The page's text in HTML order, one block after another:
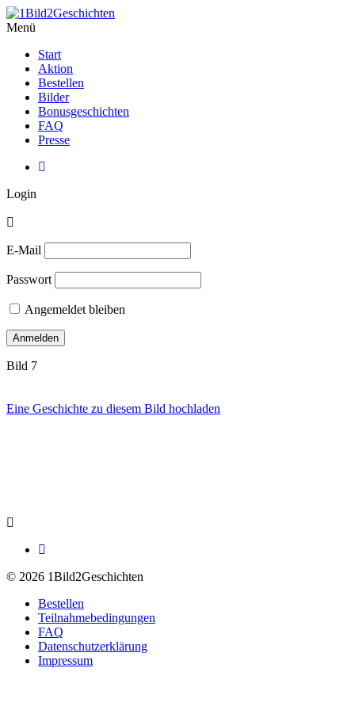
Menü
Start
Aktion
Bestellen
Bilder
Bonusgeschichten
FAQ
Presse
Login
E-Mail
Passwort
Angemeldet bleiben
Bild 7
Eine Geschichte zu diesem Bild hochladen
© 2026 1Bild2Geschichten
Bestellen
Teilnahmebedingungen
FAQ
Datenschutzerklärung
Impressum